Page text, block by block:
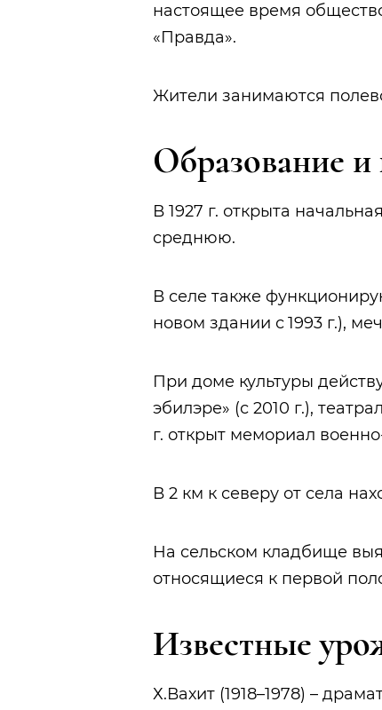
настоящее время
«Правда».
Жители занимаются
Образование и
В 1927 г. открыта
среднюю.
В селе также
новом здании с 1993 г.),
При доме культуры
эбилэре» (с 2010 г.),
г. открыт мемориал
В 2 км к северу от села
На сельском кладбище
относящиеся к первой
Известные
Х.Вахит (1918–1978) –